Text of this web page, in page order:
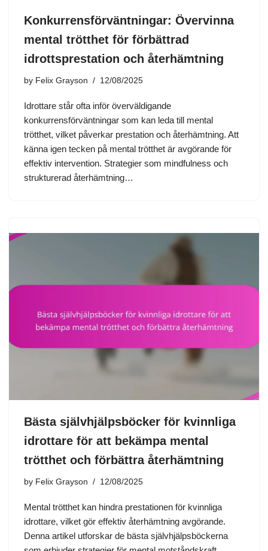
Konkurrensförväntningar: Övervinna
mental trötthet för förbättrad
idrottsprestation och återhämtning
by Felix Grayson 12/08/2025
Idrottare står ofta inför överväldigande
konkurrensförväntningar som kan leda till mental
trötthet, vilket påverkar prestation och återhämtning. Att
känna igen tecken på mental trötthet är avgörande för
effektiv intervention. Strategier som mindfulness och
strukturerad återhämtning…
Bästa självhjälpsböcker för kvinnliga
idrottare för att bekämpa mental
trötthet och förbättra återhämtning
by Felix Grayson 12/08/2025
Mental trötthet kan hindra prestationen för kvinnliga
idrottare, vilket gör effektiv återhämtning avgörande.
Denna artikel utforskar de bästa självhjälpsböckerna